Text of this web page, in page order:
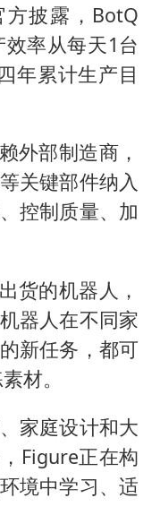
披露，BotQ
率从每天1台
年累计生产目
外部制造商，
关键部件纳入
控制质量、加
货的机器人，
器人在不同家
新任务，都可
材。
家庭设计和大
Figure正在构
境中学习、适